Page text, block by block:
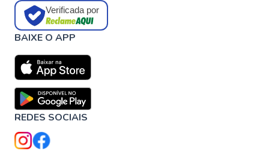
Verificada por
BAIXE O APP
REDES SOCIAIS